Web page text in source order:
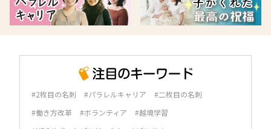
#2枚目の名刺 #パラレルキャリア
#二枚目の名刺
#働き方改革
#ボランティア
#越境学習